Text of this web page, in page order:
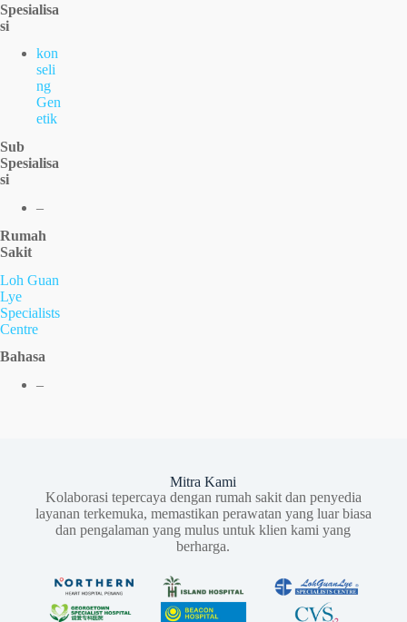
Spesialisa
si
kon
seli
ng
Gen
etik
Sub
Spesialisa
si
–
Rumah
Sakit
Loh Guan
Lye
Specialists
Centre
Bahasa
–
Mitra Kami
Kolaborasi tepercaya dengan rumah sakit dan penyedia
layanan terkemuka, memastikan perawatan yang luar biasa
dan pengalaman yang mulus untuk klien kami yang
berharga.